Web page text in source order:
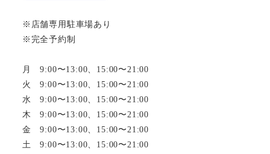
※店舗専用駐車場あり
※完全予約制
月 9:00〜13:00、15:00〜21:00
火 9:00〜13:00、15:00〜21:00
水 9:00〜13:00、15:00〜21:00
木 9:00〜13:00、15:00〜21:00
金 9:00〜13:00、15:00〜21:00
土 9:00〜13:00、15:00〜21:00